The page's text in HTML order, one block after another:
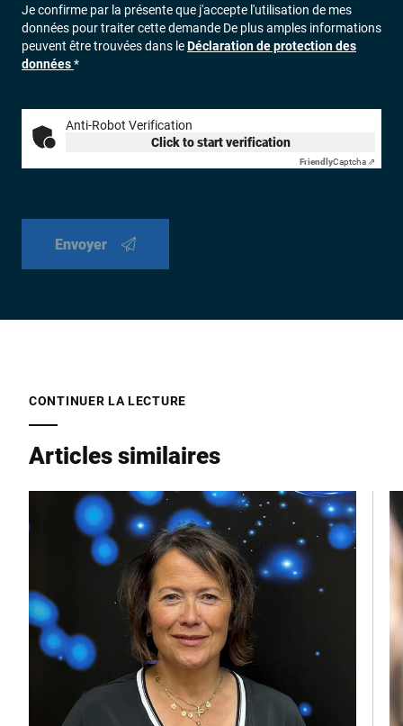
Je confirme par la présente que j'accepte l'utilisation de mes
données pour traiter cette demande De plus amples informations
peuvent être trouvées dans leDéclaration de protection des
données*
Anti-Robot Verification
Click to start verification
FriendlyCaptcha ⇗
Envoyer
CONTINUER LA LECTURE
Articles similaires